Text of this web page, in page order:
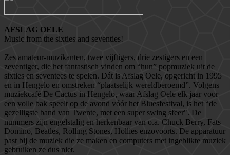
AFSLAG OELE
Music from the sixties and seventies!
Zes amateur-muzikanten, twee vijftigers, drie zestigers en een
zeventiger, die het fantastisch vinden om “hun” popmuziek uit de
sixties en seventees te spelen. Dát is Afslag Oele, opgericht in 1995
en in Hengelo en omstreken “plaatselijk wereldberoemd”. Volgens
muziekcafé De Cactus in Hengelo, waar Afslag Oele elk jaar voor
een volle bak speelt op de avond vóór het Bluesfestival, is het “de
gezelligste band van Twente, met een super swing sfeer". De
nummers zijn engelstalig en herkenbaar van o.a. Chuck Berry, Fats
Domino, Beatles, Rolling Stones, Hollies enzovoorts. De apparatuur
past bij de muziek die ze maken en computers met ingeblikte muziek
gebruiken ze dus niet.